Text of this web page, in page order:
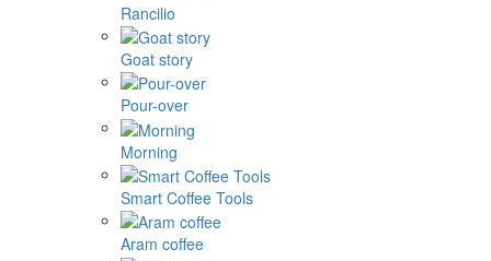
Rancilio
Goat story
Pour-over
Morning
Smart Coffee Tools
Aram coffee